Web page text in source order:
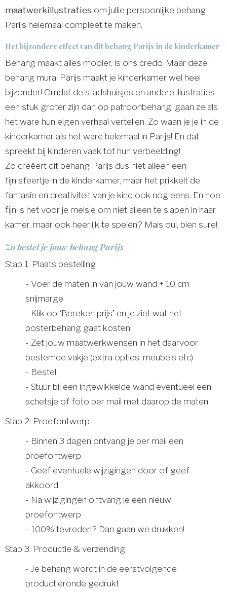
maatwerkillustraties om jullie persoonlijke behang
Parijs helemaal compleet te maken.
Het bijzondere effect van dit behang Parijs in de kinderkamer
Behang maakt alles mooier, is ons credo. Maar deze
behang mural Parijs maakt je kinderkamer wel heel
bijzonder! Omdat de stadshuisjes en andere illustraties
een stuk groter zijn dan op patroonbehang, gaan ze als
het ware hun eigen verhaal vertellen. Zo waan je je in de
kinderkamer als het ware helemaal in Parijs! En dat
spreekt bij kinderen vaak tot hun verbeelding!
Zo creëert dit behang Parijs dus niet alleen een
fijn sfeertje in de kinderkamer, maar het prikkelt de
fantasie en creativiteit van je kind ook nog eens. En hoe
fijn is het voor je meisje om niet alleen te slapen in haar
kamer, maar ook heerlijk te spelen? Mais oui, bien sure!
Zo bestel je jouw behang Parijs
Stap 1: Plaats bestelling
- Voer de maten in van jouw wand + 10 cm
snijmarge
- Klik op ‘Bereken prijs’ en je ziet wat het
posterbehang gaat kosten
- Zet jouw maatwerkwensen in het daarvoor
bestemde vakje (extra opties, meubels etc)
- Bestel
- Stuur bij een ingewikkelde wand eventueel een
schetsje of foto per mail met daarop de maten
Stap 2: Proefontwerp
- Binnen 3 dagen ontvang je per mail een
proefontwerp
- Geef eventuele wijzigingen door of geef
akkoord
- Na wijzigingen ontvang je een nieuw
proefontwerp
- 100% tevreden? Dan gaan we drukken!
Stap 3: Productie & verzending
- Je behang wordt in de eerstvolgende
productieronde gedrukt